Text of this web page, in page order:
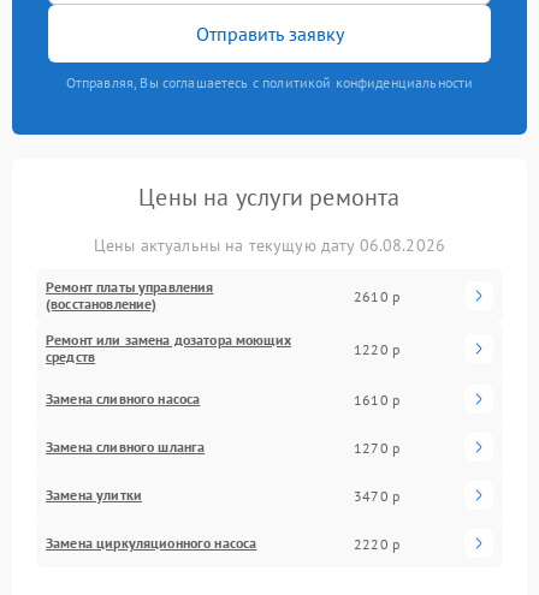
Отправить заявку
Отправляя, Вы соглашаетесь с политикой конфиденциальности
Цены на услуги ремонта
Цены актуальны на текущую дату 06.08.2026
Ремонт платы управления
(восстановление)
2610 р
Ремонт или замена дозатора моющих
средств
1220 р
Замена сливного насоса 1610 р
Замена сливного шланга 1270 р
Замена улитки 3470 р
Замена циркуляционного насоса 2220 р